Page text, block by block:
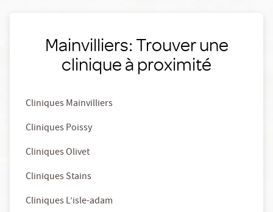
Mainvilliers: Trouver une
clinique à proximité
Cliniques Mainvilliers
Cliniques Poissy
Cliniques Olivet
Cliniques Stains
Cliniques L’isle-adam